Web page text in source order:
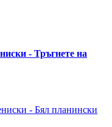
- Тръгнете на